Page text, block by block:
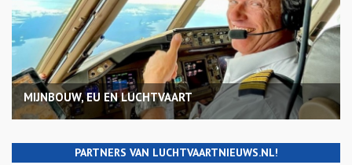
MIJNBOUW, EU EN LUCHTVAART
PARTNERS VAN LUCHTVAARTNIEUWS.NL!